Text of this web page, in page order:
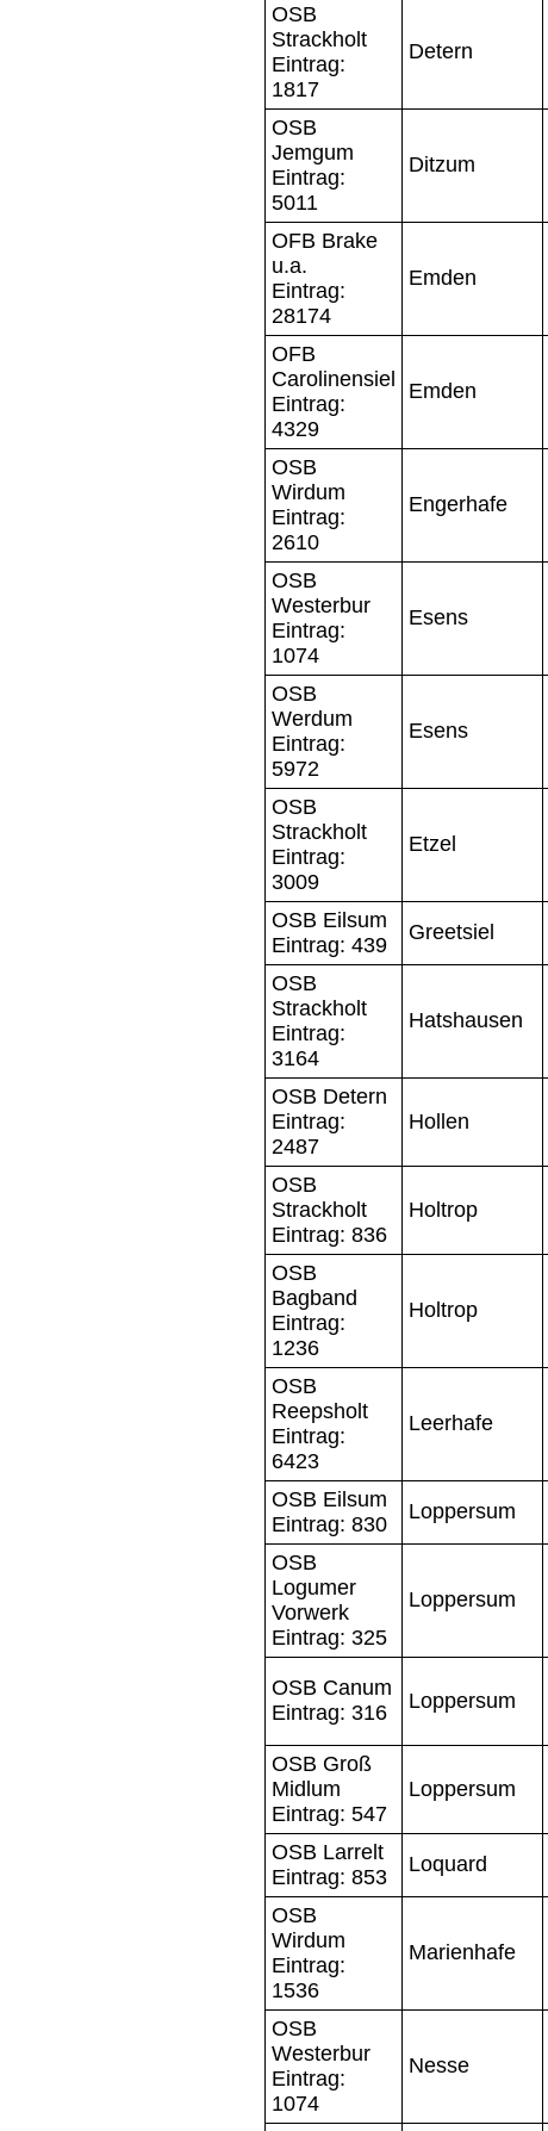
OSB
Strackholt
Eintrag:
1817
Detern
OSB
Jemgum
Eintrag:
5011
Ditzum
OFB Brake
u.a.
Eintrag:
28174
Emden
OFB
Carolinensiel
Eintrag:
4329
Emden
OSB
Wirdum
Eintrag:
2610
Engerhafe
OSB
Westerbur
Eintrag:
1074
Esens
OSB
Werdum
Eintrag:
5972
Esens
OSB
Strackholt
Eintrag:
3009
Etzel
OSB Eilsum
Eintrag: 439
Greetsiel
OSB
Strackholt
Eintrag:
3164
Hatshausen
OSB Detern
Eintrag:
2487
Hollen
OSB
Strackholt
Eintrag: 836
Holtrop
OSB
Bagband
Eintrag:
1236
Holtrop
OSB
Reepsholt
Eintrag:
6423
Leerhafe
OSB Eilsum
Eintrag: 830
Loppersum
OSB
Logumer
Vorwerk
Eintrag: 325
Loppersum
OSB Canum
Eintrag: 316
Loppersum
OSB Groß
Midlum
Eintrag: 547
Loppersum
OSB Larrelt
Eintrag: 853
Loquard
OSB
Wirdum
Eintrag:
1536
Marienhafe
OSB
Westerbur
Eintrag:
1074
Nesse